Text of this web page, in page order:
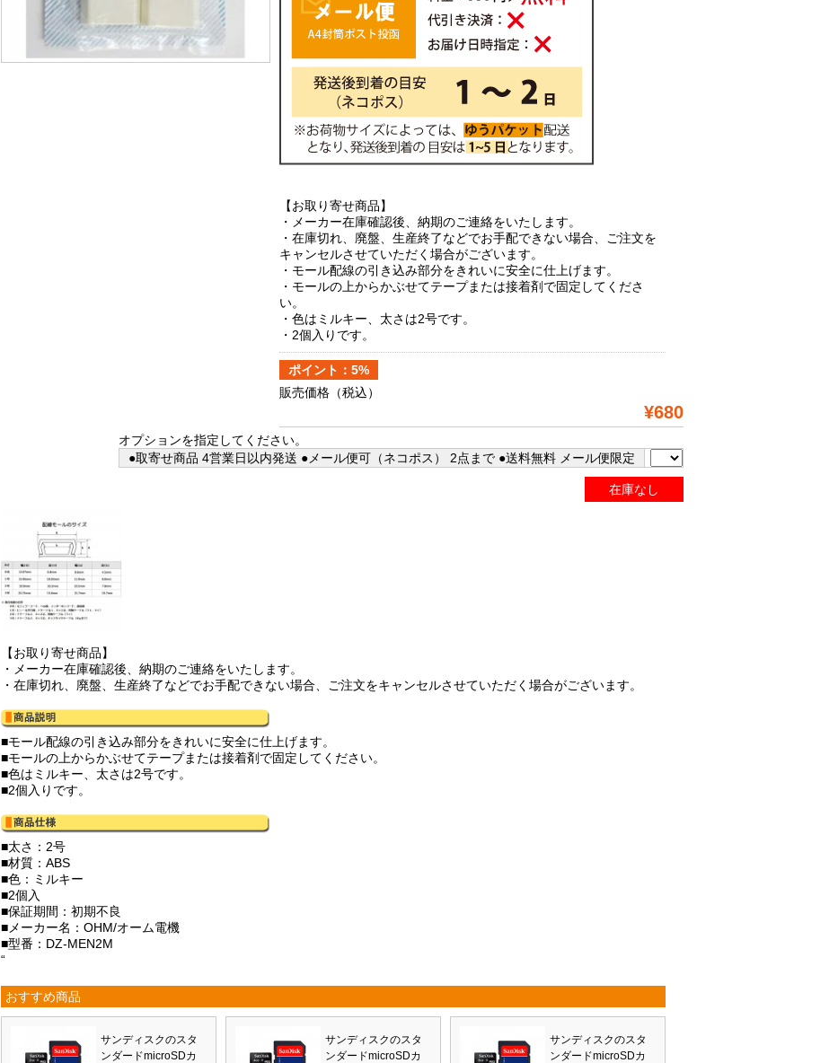
【お取り寄せ商品】
・メーカー在庫確認後、納期のご連絡をいたします。
・在庫切れ、廃盤、生産終了などでお手配できない場合、ご注文を
キャンセルさせていただく場合がございます。
・モール配線の引き込み部分をきれいに安全に仕上げます。
・モールの上からかぶせてテープまたは接着剤で固定してくださ
い。
・色はミルキー、太さは2号です。
・2個入りです。
ポイント：5%
販売価格 （税込）
¥680
オプションを指定してください。
●取寄せ商品 4営業日以内発送 ●メール便可（ネコポス） 2点まで ●送料無料 メール便限定
在庫なし
【お取り寄せ商品】
・メーカー在庫確認後、納期のご連絡をいたします。
・在庫切れ、廃盤、生産終了などでお手配できない場合、ご注文をキャンセルさせていただく場合がございます。
■モール配線の引き込み部分をきれいに安全に仕上げます。
■モールの上からかぶせてテープまたは接着剤で固定してください。
■色はミルキー、太さは2号です。
■2個入りです。
■太さ：2号
■材質：ABS
■色：ミルキー
■2個入
■保証期間：初期不良
■メーカー名：OHM/オーム電機
■型番：DZ-MEN2M
“
おすすめ商品
サンディスクのスタ
ンダードmicroSDカ
サンディスクのスタ
ンダードmicroSDカ
サンディスクのスタ
ンダードmicroSDカ